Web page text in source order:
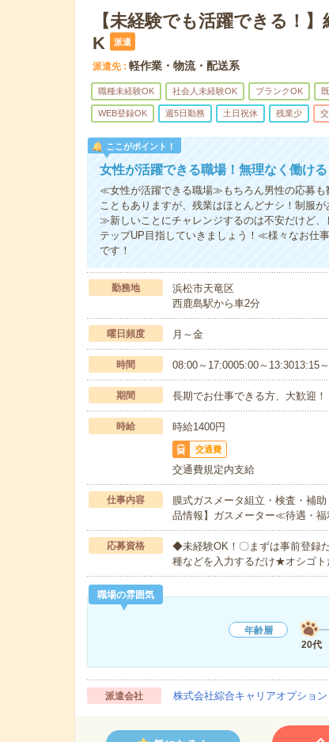
【未経験でも活躍できる！
K
派遣
派遣先 軽作業・物流・配送系
職種未経験OK 社会人未経験OK ブランクOK
WEB登録OK 週5日勤務 土日祝休 残業少
ここがポイント！
女性が活躍できる職場！無理なく働ける
≪女性が活躍できる職場≫もちろん男性の応募
こともありますが、残業はほとんどナシ！制服
≫新しいことにチャレンジするのは不安だけど
テップUP目指していきましょう！≪様々なお仕
です！
勤務地
浜松市天竜区
西鹿島駅から車2分
曜日頻度 月～金
時間 08:00～17:0005:00～13:3013:15
期間 長期でお仕事できる方、大歓迎！
時給 時給1400円
交通費
交通費規定内支給
仕事内容
膜式ガスメータ組立・検査・補
品情報】ガスメーター≪待遇・
応募資格
◆未経験OK！〇まずは事前登録
種などを入力するだけ★オシゴ
職場の雰囲気
年齢層
20代
派遣会社 株式会社綜合キャリアオプショ